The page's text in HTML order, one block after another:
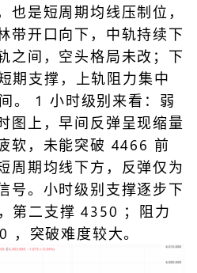
也是短周期均线压制位，
带开口向下，中轨持续下
之间，空头格局未改；下
期支撑，上轨阻力集中
1 小时级别来看：弱
图上，早间反弹呈现缩量
软，未能突破 4466 前
周期均线下方，反弹仅为
号。小时级别支撑逐步下
第二支撑 4350 ；阻力
突破难度较大。